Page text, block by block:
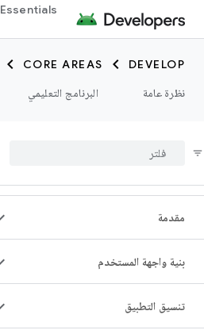
Essentials
DEVELOP
CORE AREAS
نظرة عامة
البرنامج التعليمي
مقدمة
بنية واجهة المستخدم
تنسيق التطبيق